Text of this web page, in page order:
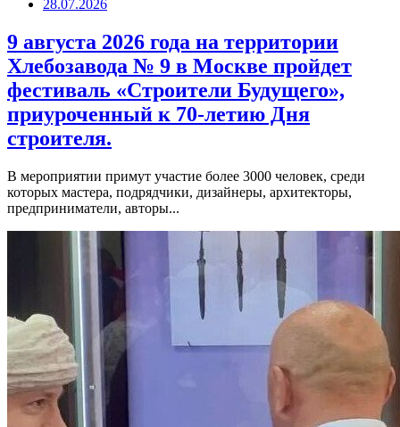
28.07.2026
9 августа 2026 года на территории
Хлебозавода № 9 в Москве пройдет
фестиваль «Строители Будущего»,
приуроченный к 70-летию Дня
строителя.
В мероприятии примут участие более 3000 человек, среди
которых мастера, подрядчики, дизайнеры, архитекторы,
предприниматели, авторы...